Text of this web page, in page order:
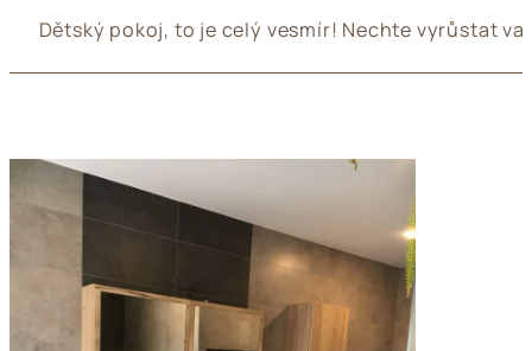
Dětský pokoj, to je celý vesmír! Nechte vyrůstat